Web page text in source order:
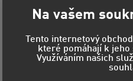
Na vašem
Tento internetový
které pomáhají k
Využíváním našich